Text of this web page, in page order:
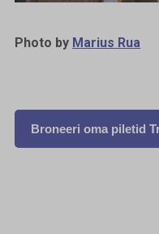
Photo by Marius Rua
Broneeri oma piletid